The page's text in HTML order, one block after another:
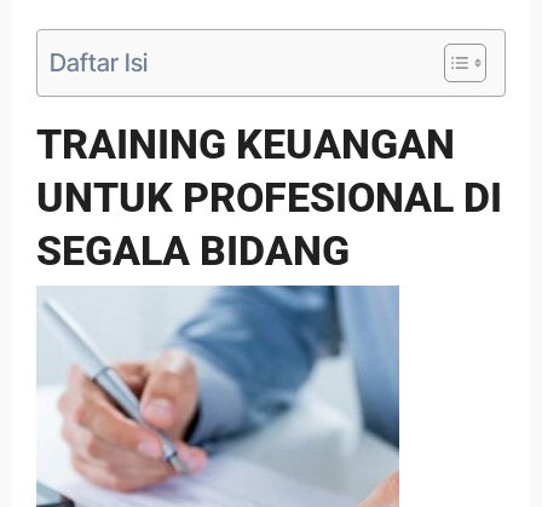
Daftar Isi
TRAINING KEUANGAN
UNTUK PROFESIONAL DI
SEGALA BIDANG